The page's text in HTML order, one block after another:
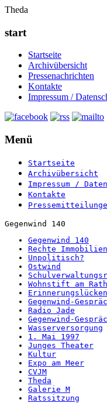
Theda
start
Startseite
Archivübersicht
Pressenachrichten
Kontakte
Impressum /
Menü
Startseite
Archivübersicht
Impressum /
Kontakte
Gegenwind 140
Gegenwind 140
Rechte Immobilien
Unpolitisch?
Ostwind
Wohnstift am
Erinnerungslücken
Gegenwind-
Radio Jade
Gegenwind-
Wasserversorgung
1. Mai 1997
Junges Theater
Kultur
Expo am Meer
CVJM
Theda
Galerie M
Ratssitzung